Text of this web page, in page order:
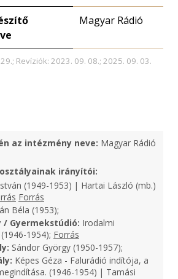
Magyar Rádió
Revíziók: 2023. 09. 08.; 2025. 09. 03.
az intézmény neve: Magyar Rádió
irányítói:
(1949-1953) | Hartai László (mb.)
Forrás
Béla (1953);
/ Gyermekstúdió: Irodalmi
1954); Forrás
Sándor György (1950-1957);
Képes Géza - Falurádió indítója, a
(1946-1954) | Tamási